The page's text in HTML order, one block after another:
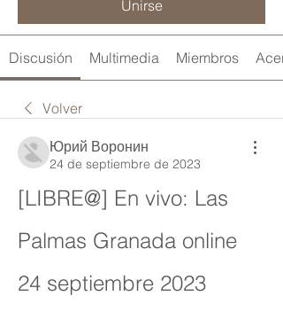
Unirse
Discusión Multimedia Miembros
Volver
Юрий Воронин
24 de septiembre de 2023
[LIBRE@] En vivo: Las
Palmas Granada online
24 septiembre 2023